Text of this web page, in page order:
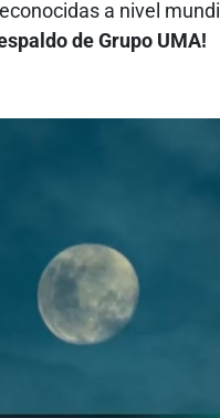
a nivel
de Grupo UMA!